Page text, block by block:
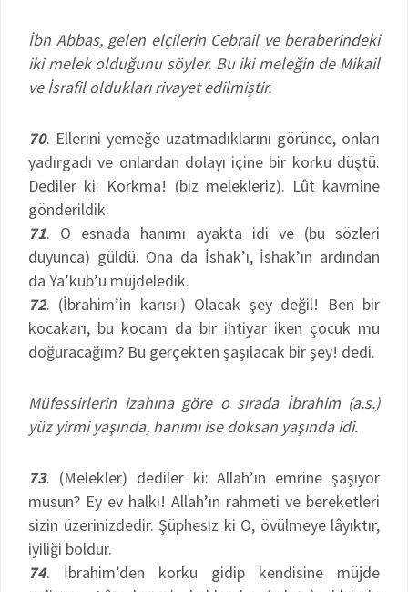
İbn Abbas, gelen elçilerin Cebrail ve beraberindeki
iki melek olduğunu söyler. Bu iki meleğin de Mikail
ve İsrafil oldukları rivayet edilmiştir.
70. Ellerini yemeğe uzatmadıklarını görünce, onları
yadırgadı ve onlardan dolayı içine bir korku düştü.
Dediler ki: Korkma! (biz melekleriz). Lût kavmine
gönderildik.
71. O esnada hanımı ayakta idi ve (bu sözleri
duyunca) güldü. Ona da İshak’ı, İshak’ın ardından
da Ya’kub’u müjdeledik.
72. (İbrahim’in karısı:) Olacak şey değil! Ben bir
kocakarı, bu kocam da bir ihtiyar iken çocuk mu
doğuracağım? Bu gerçekten şaşılacak bir şey! dedi.
Müfessirlerin izahına göre o sırada İbrahim (a.s.)
yüz yirmi yaşında, hanımı ise doksan yaşında idi.
73. (Melekler) dediler ki: Allah’ın emrine şaşıyor
musun? Ey ev halkı! Allah’ın rahmeti ve bereketleri
sizin üzerinizdedir. Şüphesiz ki O, övülmeye lâyıktır,
iyiliği boldur.
74. İbrahim’den korku gidip kendisine müjde